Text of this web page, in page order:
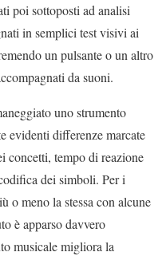
poi sottoposti ad analisi
in semplici test visivi ai
un pulsante o un altro
da suoni.
uno strumento
evidenti differenze marcate
concetti, tempo di reazione
dei simboli. Per i
o meno la stessa con alcune
è apparso davvero
musicale migliora la